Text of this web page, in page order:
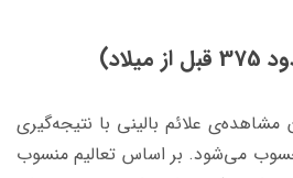
مشاهده‌ی علائم بالینی با نتیجه‌گیری
می‌شود. بر اساس تعالیم منسوب